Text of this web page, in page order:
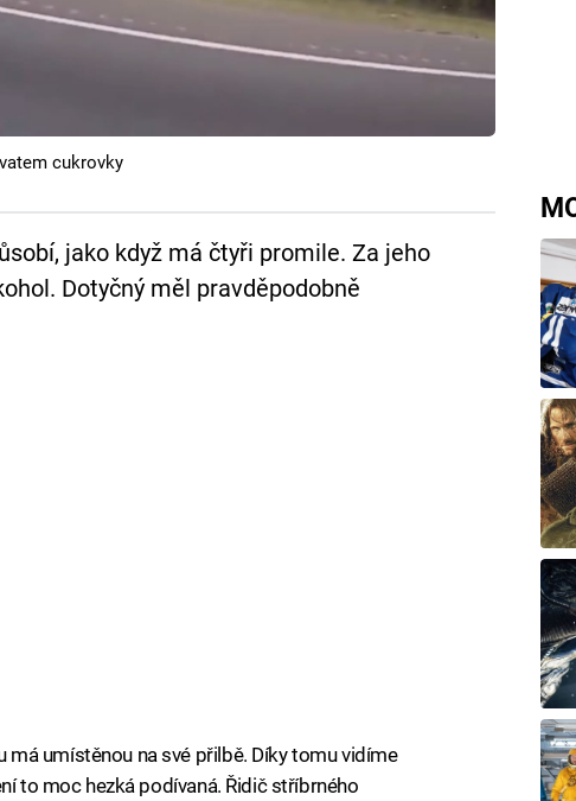
cukrovky
jako když má čtyři promile. Za jeho
Dotyčný měl pravděpodobně
umístěnou na své přilbě. Díky tomu vidíme
to moc hezká podívaná. Řidič stříbrného